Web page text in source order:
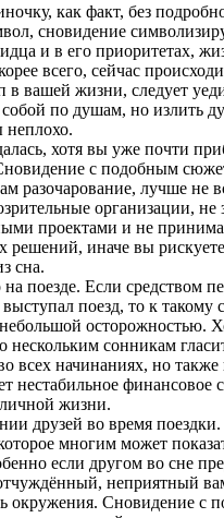
как факт, без
сновидение
и в его приоритетах,
всего, сейчас
в вашей жизни, следует
собой по душам, но излить
хотя вы уже почти
с подобным
разочарование, лучше не
организации, не
проектами и не
решений, иначе вы
сна.
на поезде. Если средством
поезд, то к такому
осторожностью.
нескольким сонникам
всех начинаниях, но также
нестабильное финансовое
жизни.
друзей во время
многим может
если другом во сне
неприятный
окружения. Сновидение с